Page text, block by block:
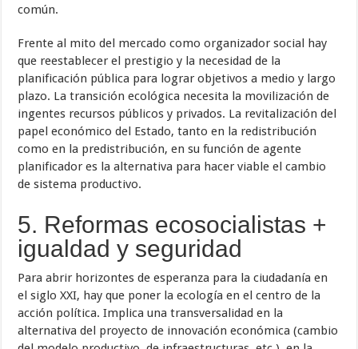
común.
Frente al mito del mercado como organizador social hay
que reestablecer el prestigio y la necesidad de la
planificación pública para lograr objetivos a medio y largo
plazo. La transición ecológica necesita la movilización de
ingentes recursos públicos y privados. La revitalización del
papel económico del Estado, tanto en la redistribución
como en la predistribución, en su función de agente
planificador es la alternativa para hacer viable el cambio
de sistema productivo.
5. Reformas ecosocialistas +
igualdad y seguridad
Para abrir horizontes de esperanza para la ciudadanía en
el siglo XXI, hay que poner la ecología en el centro de la
acción política. Implica una transversalidad en la
alternativa del proyecto de innovación económica (cambio